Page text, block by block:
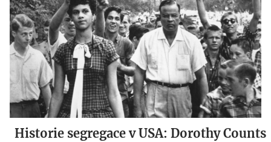
Historie segregace v USA: Dorothy Counts